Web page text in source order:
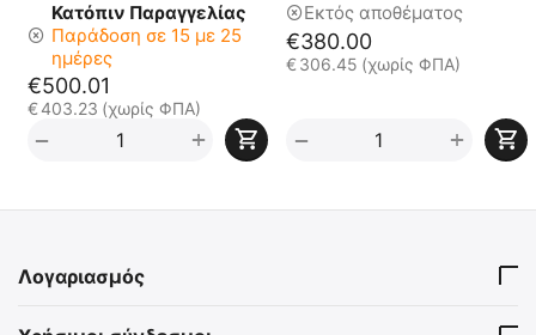
Κατόπιν Παραγγελίας
Παράδοση σε 15 με 25
ημέρες
€500.01
€403.23 (χωρίς ΦΠΑ)
+
−
Εκτός αποθέματος
€380.00
€306.45 (χωρίς ΦΠΑ)
+
−
Λογαριασμός